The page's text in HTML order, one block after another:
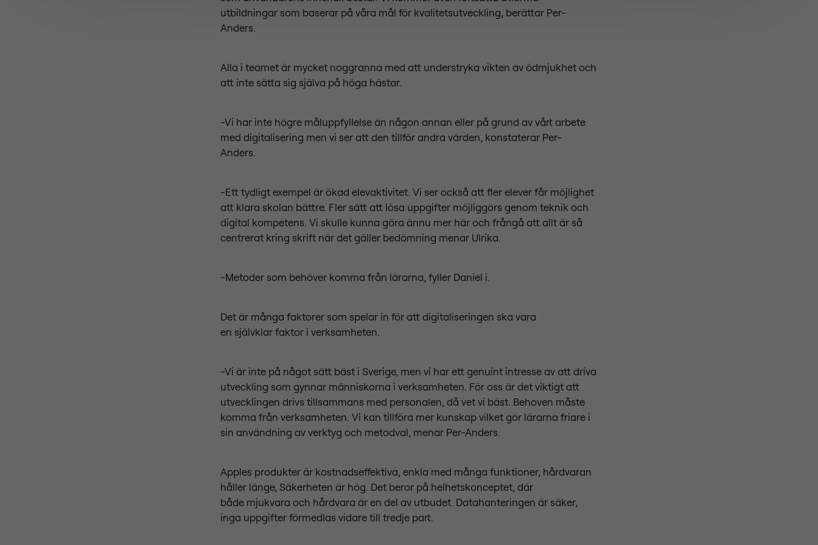
utbildningar som baserar på våra mål för kvalitetsutveckling, berättar Per-
Anders.
Alla i teamet är mycket noggranna med att understryka vikten av ödmjukhet och
att inte sätta sig själva på höga hästar.
-Vi har inte högre måluppfyllelse än någon annan eller på grund av vårt arbete
med digitalisering men vi ser att den tillför andra värden, konstaterar Per-
Anders.
-Ett tydligt exempel är ökad elevaktivitet. Vi ser också att fler elever får möjlighet
att klara skolan bättre. Fler sätt att lösa uppgifter möjliggörs genom teknik och
digital kompetens. Vi skulle kunna göra ännu mer här och frångå att allt är så
centrerat kring skrift när det gäller bedömning menar Ulrika.
-Metoder som behöver komma från lärarna, fyller Daniel i.
Det är många faktorer som spelar in för att digitaliseringen ska vara
en självklar faktor i verksamheten.
-Vi är inte på något sätt bäst i Sverige, men vi har ett genuint intresse av att driva
utveckling som gynnar människorna i verksamheten. För oss är det viktigt att
utvecklingen drivs tillsammans med personalen, då vet vi bäst. Behoven måste
komma från verksamheten. Vi kan tillföra mer kunskap vilket gör lärarna friare i
sin användning av verktyg och metodval, menar Per-Anders.
Apples produkter är kostnadseffektiva, enkla med många funktioner, hårdvaran
håller länge, Säkerheten är hög. Det beror på helhetskonceptet, där
både mjukvara och hårdvara är en del av utbudet. Datahanteringen är säker,
inga uppgifter förmedlas vidare till tredje part.